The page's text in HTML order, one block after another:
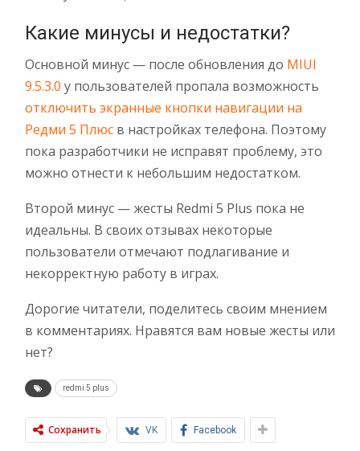
Какие минусы и недостатки?
Основной минус — после обновления до MIUI
9.5.3.0 у пользователей пропала возможность
отключить экранные кнопки навигации на
Редми 5 Плюс в настройках телефона. Поэтому
пока разработчики не исправят проблему, это
можно отнести к небольшим недостатком.
Второй минус — жесты Redmi 5 Plus пока не
идеальны. В своих отзывах некоторые
пользователи отмечают подлагивание и
некорректную работу в играх.
Дорогие читатели, поделитесь своим мнением
в комментариях. Нравятся вам новые жесты или
нет?
redmi 5 plus
Сохранить VK Facebook